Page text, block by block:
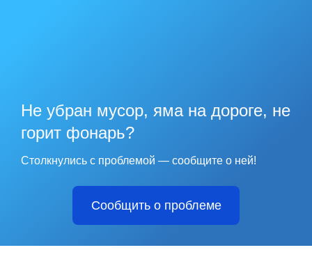
Не убран мусор, яма на дороге, не
горит фонарь?
Столкнулись с проблемой — сообщите о ней!
Сообщить о проблеме